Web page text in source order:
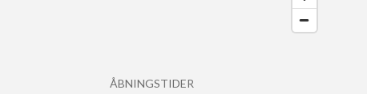
ÅBNINGSTIDER